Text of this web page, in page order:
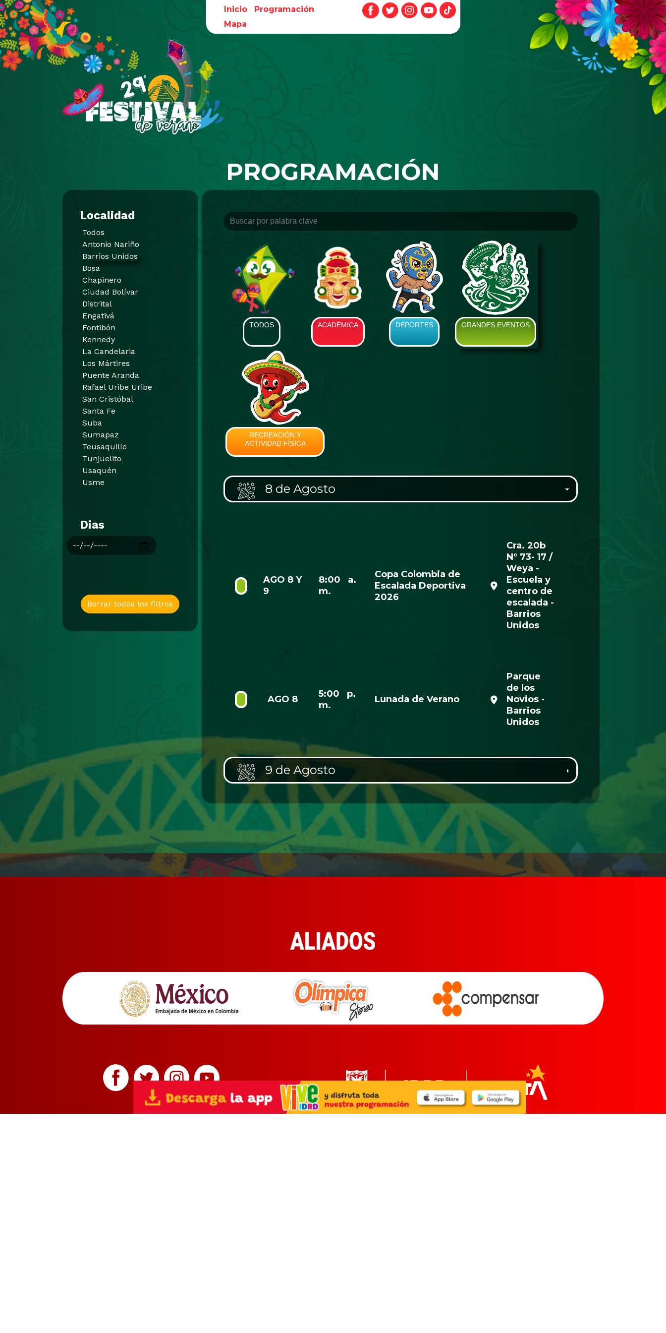
Pasar al contenido principal
Inicio
Programación
Mapa
PROGRAMACIÓN
Localidad
Todos
Antonio Nariño
Barrios Unidos
Bosa
Chapinero
Ciudad Bolívar
Distrital
Engativá
Fontibón
Kennedy
La Candelaria
Los Mártires
Puente Aranda
Rafael Uribe Uribe
San Cristóbal
Santa Fe
Suba
Sumapaz
Teusaquillo
Tunjuelito
Usaquén
Usme
Dias
Borrar todos los filtros
TODOS ACADÉMICA DEPORTES GRANDES EVENTOS
RECREACIÓN Y
ACTIVIDAD FÍSICA
8 de Agosto
AGO 8 Y
9
8:00 a.
m.
Copa Colombia de
Escalada Deportiva
2026
Cra. 20b
N° 73- 17 /
Weya -
Escuela y
centro de
escalada -
Barrios
Unidos
AGO 8
5:00 p.
m.
Lunada de Verano
Parque
de los
Novios -
Barrios
Unidos
9 de Agosto